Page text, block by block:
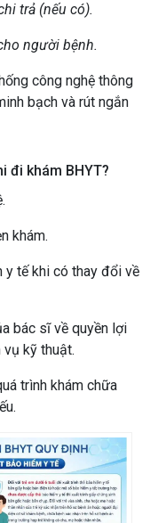
trả (nếu có).
người bệnh.
công nghệ thông
bạch và rút ngắn
đi khám BHYT?
khám.
y tế khi có thay đổi về
bác sĩ về quyền lợi
vụ kỹ thuật.
trình khám chữa